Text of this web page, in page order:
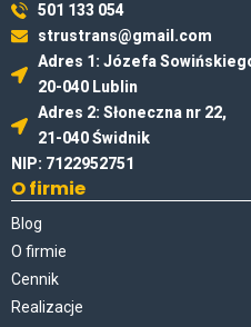
501 133 054
strustrans@gmail.com
Adres 1: Józefa
20-040 Lublin
Adres 2: Słoneczna nr 22,
21-040 Świdnik
NIP: 7122952751
O firmie
Blog
O firmie
Cennik
Realizacje